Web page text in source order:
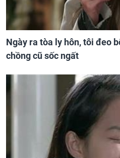
Ngày ra tòa ly hôn, tôi đeo
chồng cũ sốc ngất